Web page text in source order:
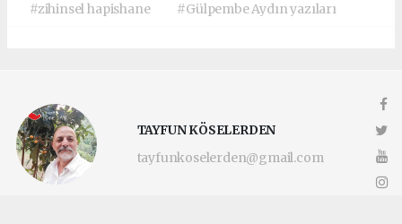
#zihinsel hapishane
#Gülpembe Aydın yazıları
TAYFUN KÖSELERDEN
tayfunkoselerden@gmail.com